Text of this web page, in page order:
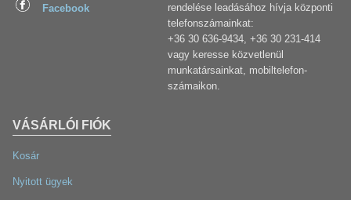
VÁSÁRLÓI FIÓK
Kosár
Nyitott ügyek
Facebook
rendelése leadásához hívja központi
telefonszámainkat:
+36 30 636-9434, +36 30 231-414
vagy keresse közvetlenül
munkatársainkat, mobiltelefon-
számaikon.